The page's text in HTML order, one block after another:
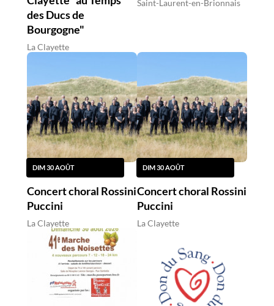
des Ducs de
Bourgogne"
La Clayette
Saint-Laurent-en-Brionnais
DIM 30 AOÛT
Concert choral Rossini
Puccini
La Clayette
DIM 30 AOÛT
Concert choral Rossini
Puccini
La Clayette